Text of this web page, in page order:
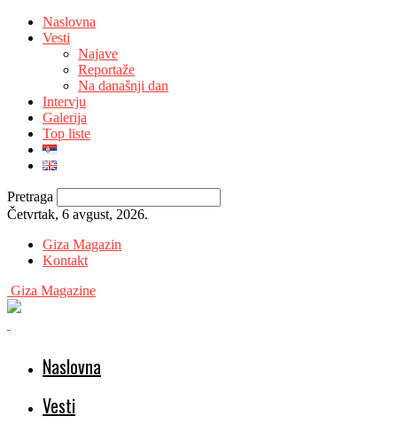
Naslovna
Vesti
Najave
Reportaže
Na današnji dan
Intervju
Galerija
Top liste
Pretraga
Četvrtak, 6 avgust, 2026.
Giza Magazin
Kontakt
Giza Magazine
Naslovna
Vesti